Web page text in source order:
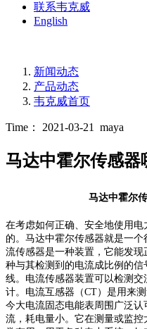
联系韦克威
English
新闻动态
产品动态
韦克威首页
Time： 2021-03-21 maya
马达中霍尔传感器
马达中霍尔
在考虑如何正确、安全地使用
的。 马达中霍尔传感器就是一个
流传感器是一种装置，它能发
种与其检测到的电流成比例的
线。电流传感器装置可以检测
计。 电流互感器（CT）是用来
今大电流固态电能表周围 广泛认
流，耗电量小。它在测量或监